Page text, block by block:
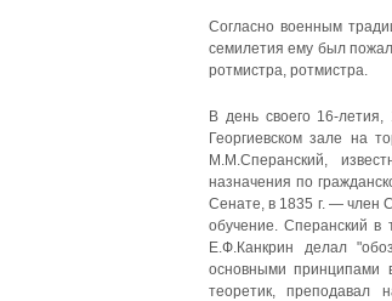
Согласно военным
семилетия ему был
ротмистра, ротмистра.
В день своего 16-
Георгиевском зале на
М.М.Сперанский,
назначения по
Сенате, в 1835 г. — член
обучение. Сперанский в
Е.Ф.Канкрин делал
основными принципами
теоретик, преподавал